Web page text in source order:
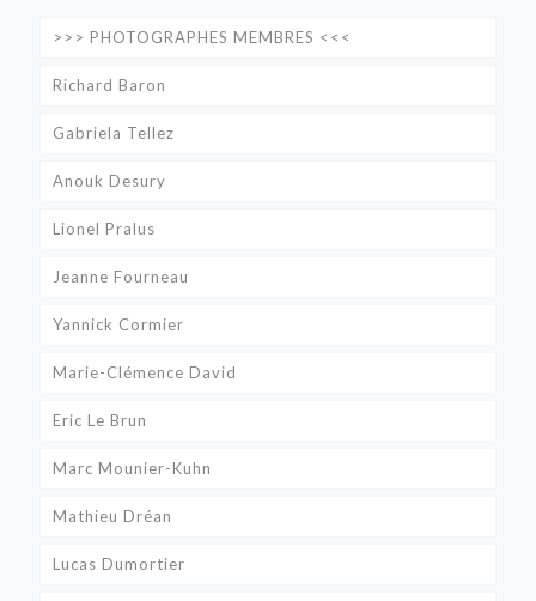
>>> PHOTOGRAPHES MEMBRES <<<
Richard Baron
Gabriela Tellez
Anouk Desury
Lionel Pralus
Jeanne Fourneau
Yannick Cormier
Marie-Clémence David
Eric Le Brun
Marc Mounier-Kuhn
Mathieu Dréan
Lucas Dumortier